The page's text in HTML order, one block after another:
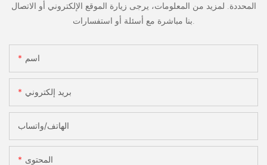
المحددة. لمزيد من المعلومات، يرجى زيارة الموقع الإلكتروني أو الاتصال
اسم
بريد إلكتروني
الهاتف/واتساب
المحتوى